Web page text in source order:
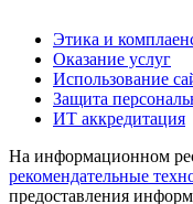
Этика и
Оказание услуг
Использование
Защита
ИТ аккредитация
На информационном
рекомендательные
предоставления